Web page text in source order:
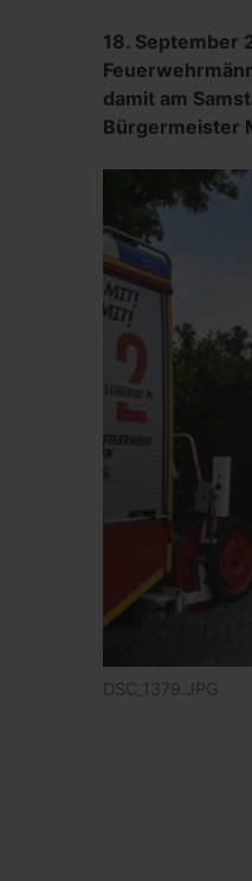
18. September
damit am
Bürgermeister
DSC_1379.JPG